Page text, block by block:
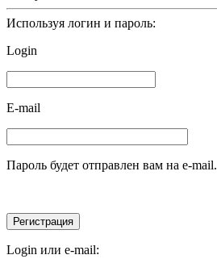
Используя логин и пароль:
Login
E-mail
Пароль будет отправлен вам на e-mail.
Login или e-mail: